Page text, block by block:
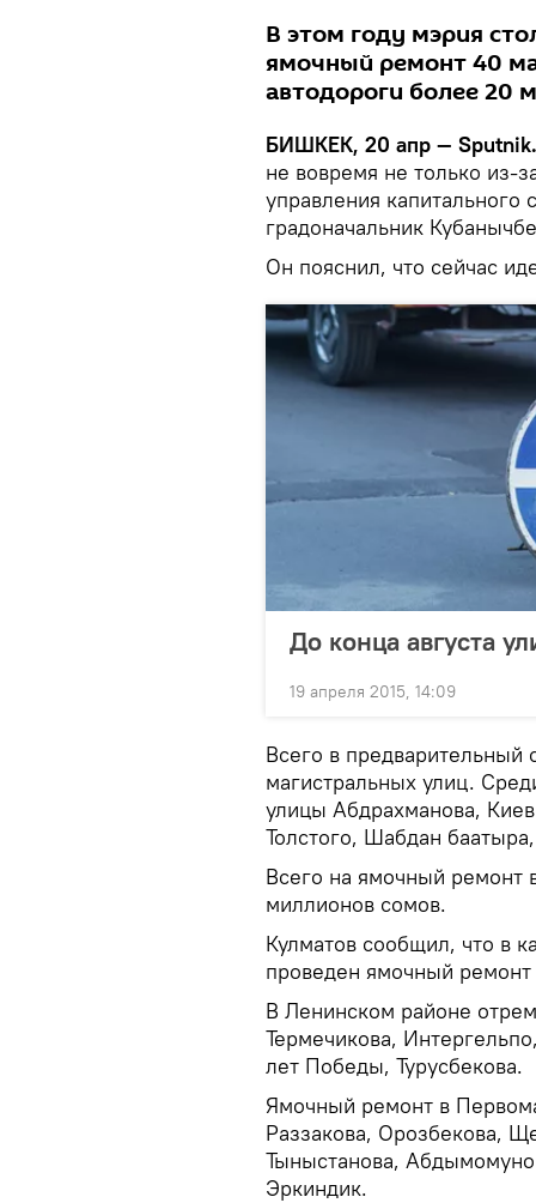
В этом году мэрия
ямочный ремонт 40
автодороги более 20
БИШКЕК, 20 апр —
не вовремя не только из-
управления капитального
градоначальник
Он пояснил, что сейчас
До конца августа
19 апреля 2015, 14:09
Всего в предварительный
магистральных улиц.
улицы Абдрахманова,
Толстого, Шабдан
Всего на ямочный ремонт
миллионов сомов.
Кулматов сообщил, что в
проведен ямочный ремонт
В Ленинском районе
Термечикова,
лет Победы, Турусбекова.
Ямочный ремонт в
Раззакова, Орозбекова,
Тыныстанова,
Эркиндик.